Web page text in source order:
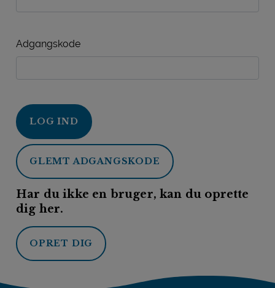
Adgangskode
LOG IND
GLEMT ADGANGSKODE
Har du ikke en bruger, kan du oprette
dig her.
OPRET DIG